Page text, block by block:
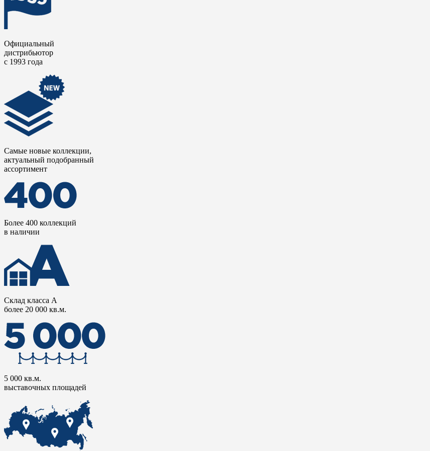
Официальный
дистрибьютор
с 1993 года
Самые новые коллекции,
актуальный подобранный
ассортимент
Более 400 коллекций
в наличии
Склад класса А
более 20 000 кв.м.
5 000 кв.м.
выставочных площадей